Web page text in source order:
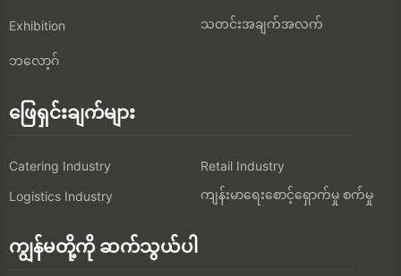
Exhibition သတင်းအချက်အလက်
ဘလော့ဂ်
ဖြေရှင်းချက်များ
Catering Industry
Retail Industry
Logistics Industry
ကျန်းမာရေးစောင့်ရှောက်မှု စက်မှု
ကျွန်မတို့ကို ဆက်သွယ်ပါ